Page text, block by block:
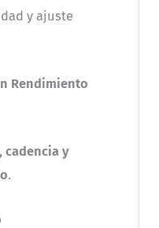
y ajuste
Rendimiento
y
.